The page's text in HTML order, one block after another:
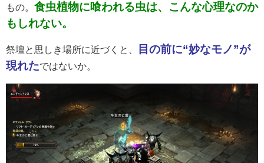
もの。 食虫植物に喰われる虫は、こんな心理なのか
もしれない。
祭壇と思しき場所に近づくと、
目の前に“妙なモノ”が
現れたではないか。